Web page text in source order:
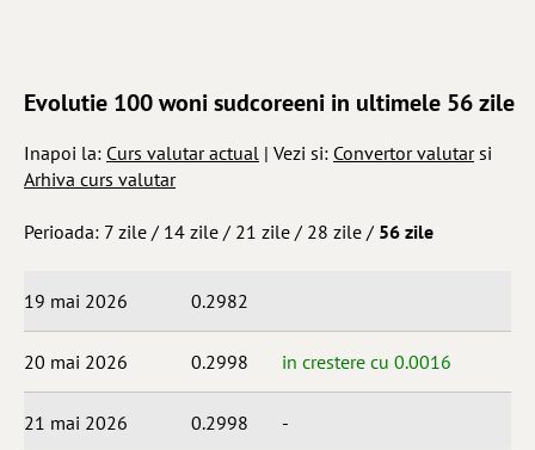
Evolutie 100 woni sudcoreeni in ultimele 56 zile
Inapoi la: Curs valutar actual | Vezi si: Convertor valutarsi
Arhiva curs valutar
Perioada: 7 zile / 14 zile / 21 zile / 28 zile / 56 zile
19 mai 2026 0.2982
20 mai 2026 0.2998 in crestere cu 0.0016
21 mai 2026 0.2998 -